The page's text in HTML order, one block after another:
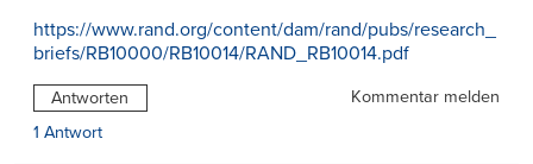
https://www.rand.org/content/dam/rand/pubs/research_
briefs/RB10000/RB10014/RAND_RB10014.pdf
Antworten
Kommentar melden
1 Antwort